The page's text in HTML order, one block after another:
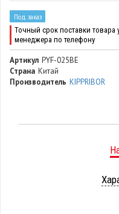
Под заказ
Точный срок поставки товара
менеджера по телефону
Артикул PYF-025BE
Страна Китай
Производитель KIPPRIBOR